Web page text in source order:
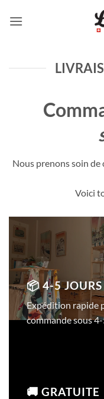
Nous prenons soin de
Voici
📦 4-5 JOURS
Expédition rapide
commande sous
🚚 GRATUITE